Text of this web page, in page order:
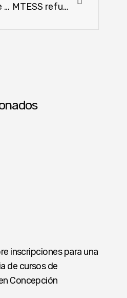
Familias de Central ofrecen productos del campo en el shopping Multiplaza MTESS refuerza intermediación laboral con convocatoria a buscadores de empleo en Itá y Choré
inscripciones para una
de cursos de
Concepción